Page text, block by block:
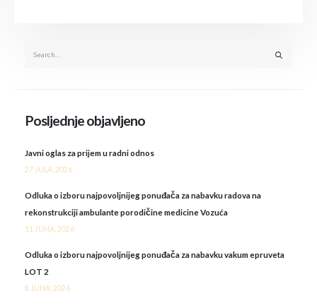
Posljednje objavljeno
Javni oglas za prijem u radni odnos
27 JULA, 2026
Odluka o izboru najpovoljnijeg ponuđača za nabavku radova na
rekonstrukciji ambulante porodičine medicine Vozuća
11 JUNA, 2026
Odluka o izboru najpovoljnijeg ponuđača za nabavku vakum epruveta
LOT 2
8 JUNA, 2026